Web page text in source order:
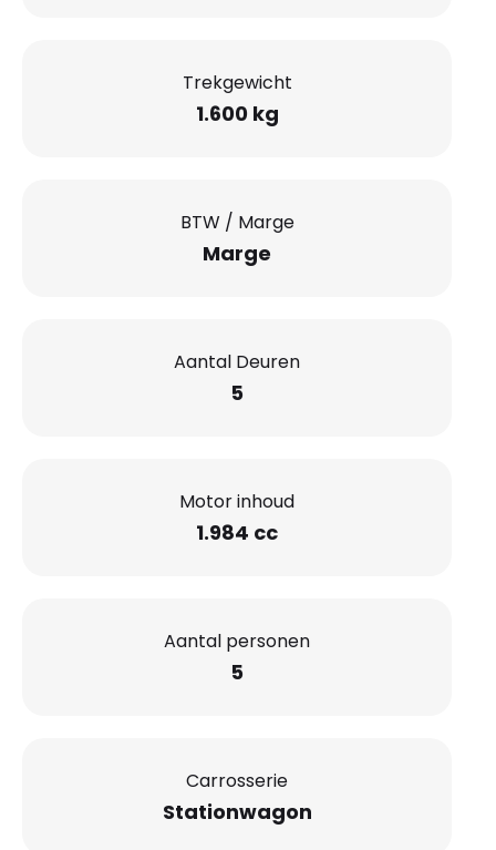
Trekgewicht
1.600 kg
BTW / Marge
Marge
Aantal Deuren
5
Motor inhoud
1.984 cc
Aantal personen
5
Carrosserie
Stationwagon